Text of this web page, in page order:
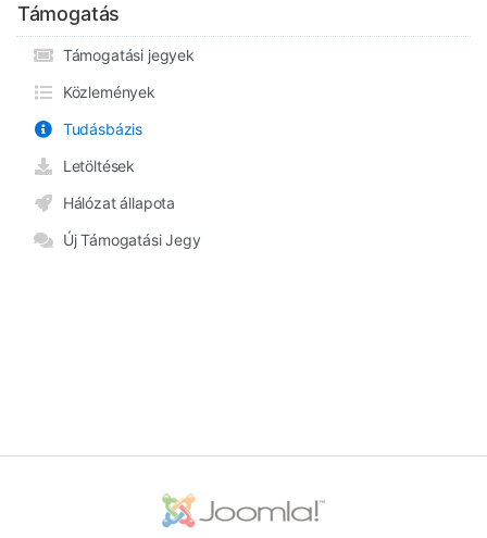
Támogatás
Támogatási jegyek
Közlemények
Tudásbázis
Letöltések
Hálózat állapota
Új Támogatási Jegy